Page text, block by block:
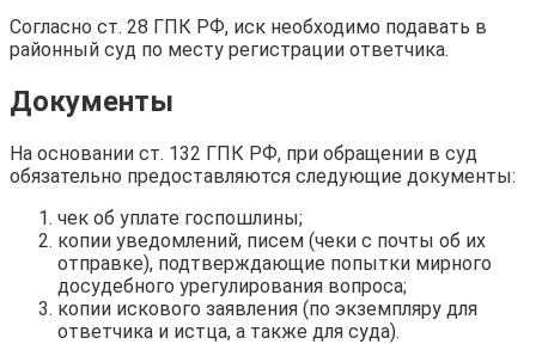
Согласно ст. 28 ГПК РФ, иск необходимо подавать в
районный суд по месту регистрации ответчика.
Документы
На основании ст. 132 ГПК РФ, при обращении в суд
обязательно предоставляются следующие документы:
чек об уплате госпошлины;
копии уведомлений, писем (чеки с почты об их
отправке), подтверждающие попытки мирного
досудебного урегулирования вопроса;
копии искового заявления (по экземпляру для
ответчика и истца, а также для суда).